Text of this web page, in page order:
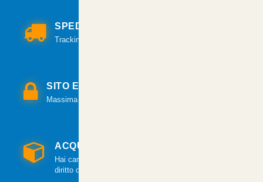
SPEDIZIONI VELOCI
Tracking per il monitoraggio della spedizione.
SITO E PAGAMENTI SICURI
Massima sicurezza per tutte le modalità di pagamento.
ACQUISTO GARANTITO
Hai cambiato idea? Hai 14 giorni per esercitare il
diritto di recesso.